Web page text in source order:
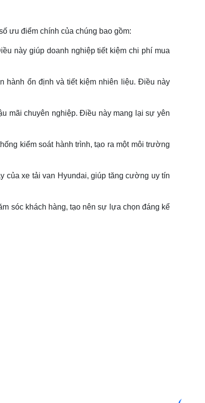
ưu điểm chính của chúng bao gồm:
này giúp doanh nghiệp tiết kiệm chi phí mua
hành ổn định và tiết kiệm nhiên liệu. Điều này
mãi chuyên nghiệp. Điều này mang lại sự yên
kiểm soát hành trình, tạo ra một môi trường
xe tải van Hyundai, giúp tăng cường uy tín
sóc khách hàng, tạo nên sự lựa chọn đáng kể